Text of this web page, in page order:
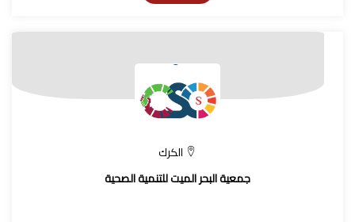
الكرك
جمعية البحر الميت للتنمية الصحية